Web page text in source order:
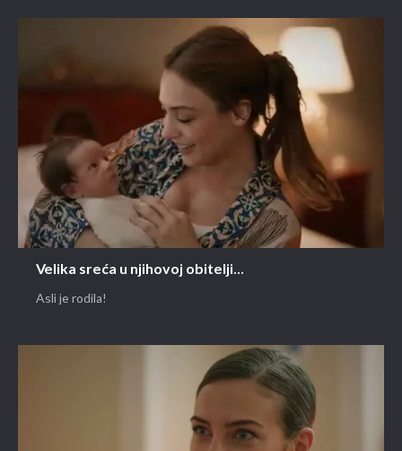
Velika sreća u njihovoj obitelji...
Asli je rodila!